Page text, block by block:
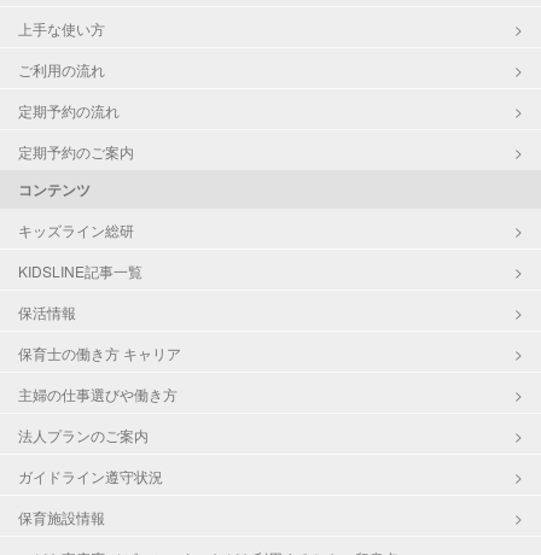
上手な使い方
ご利用の流れ
定期予約の流れ
定期予約のご案内
コンテンツ
キッズライン総研
KIDSLINE記事一覧
保活情報
保育士の働き方 キャリア
主婦の仕事選びや働き方
法人プランのご案内
ガイドライン遵守状況
保育施設情報